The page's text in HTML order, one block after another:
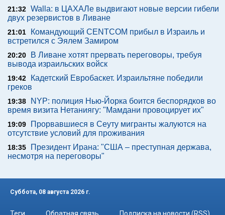
21:32 Walla: в ЦАХАЛе выдвигают новые версии гибели
двух резервистов в Ливане
21:01
Командующий CENTCOM прибыл в Израиль и
встретился с Эялем Замиром
20:20
В Ливане хотят прервать переговоры, требуя
вывода израильских войск
19:42
Кадетский Евробаскет. Израильтяне победили
греков
19:38
NYP: полиция Нью-Йорка боится беспорядков во
время визита Нетаниягу: "Мамдани провоцирует их"
19:09
Прорвавшиеся в Сеуту мигранты жалуются на
отсутствие условий для проживания
18:35
Президент Ирана: "США – преступная держава,
несмотря на переговоры"
Суббота, 08 августа 2026 г.